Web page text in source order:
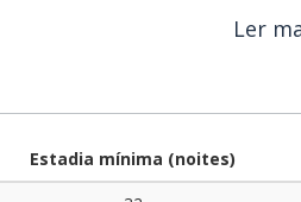
Ler
Estadia mínima (noites)